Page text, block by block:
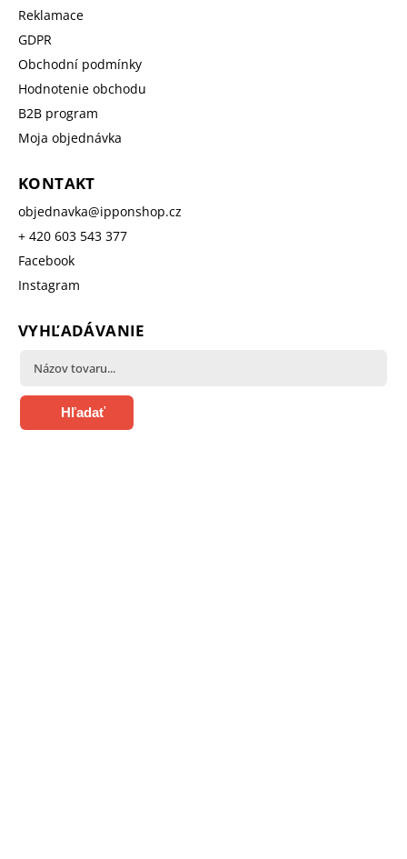
Reklamace
GDPR
Obchodní podmínky
Hodnotenie obchodu
B2B program
Moja objednávka
KONTAKT
objednavka@ipponshop.cz
+ 420 603 543 377
Facebook
Instagram
VYHĽADÁVANIE
Hľadať